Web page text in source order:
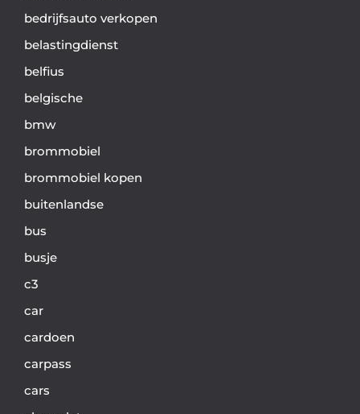
bedrijfsauto verkopen
belastingdienst
belfius
belgische
bmw
brommobiel
brommobiel kopen
buitenlandse
bus
busje
c3
car
cardoen
carpass
cars